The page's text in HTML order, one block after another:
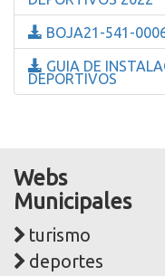
BOJA21-541-
GUIA DE
DEPORTIVOS
Webs
Municipales
turismo
deportes